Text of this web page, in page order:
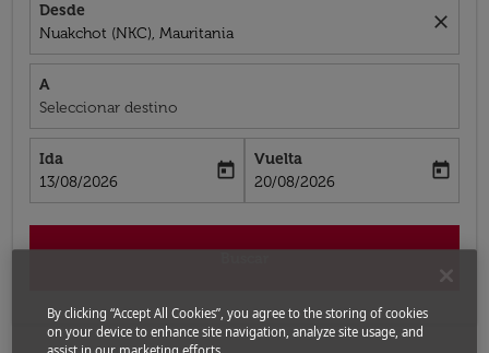
Desde
Nuakchot (NKC), Mauritania
close
A
Seleccionar destino
Ida
fc-booking-departure-date-aria-label
13/08/2026
today
Vuelta
fc-booking-return-date-aria-label
20/08/2026
today
By clicking “Accept All Cookies”, you agree to the storing of cookies
on your device to enhance site navigation, analyze site usage, and